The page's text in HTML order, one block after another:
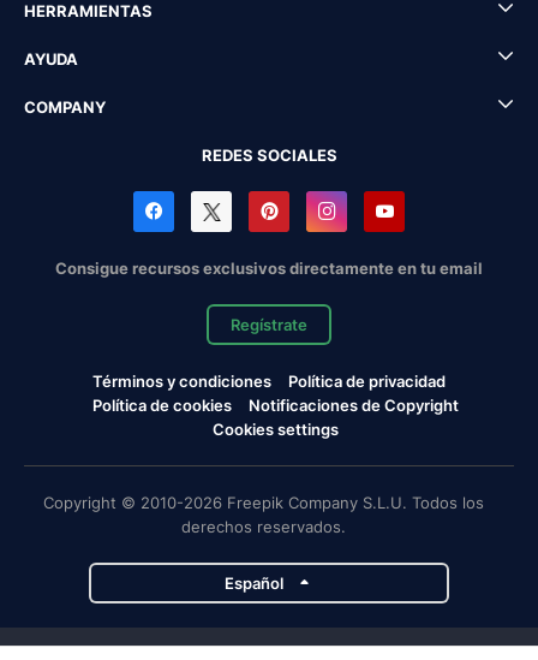
HERRAMIENTAS
AYUDA
COMPANY
REDES SOCIALES
Consigue recursos exclusivos directamente en tu email
Regístrate
Términos y condiciones
Política de privacidad
Política de cookies
Notificaciones de Copyright
Cookies settings
Copyright © 2010-2026 Freepik Company S.L.U. Todos los
derechos reservados.
Español